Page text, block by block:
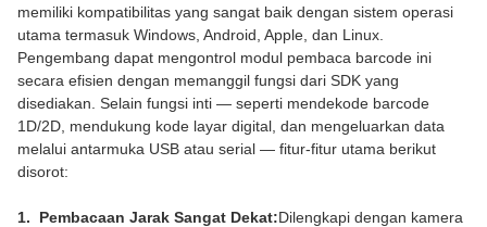
memiliki kompatibilitas yang sangat baik dengan sistem operasi
utama termasuk Windows, Android, Apple, dan Linux.
Pengembang dapat mengontrol modul pembaca barcode ini
secara efisien dengan memanggil fungsi dari SDK yang
disediakan. Selain fungsi inti — seperti mendekode barcode
1D/2D, mendukung kode layar digital, dan mengeluarkan data
melalui antarmuka USB atau serial — fitur-fitur utama berikut
disorot:
1. Pembacaan Jarak Sangat Dekat:Dilengkapi dengan kamera